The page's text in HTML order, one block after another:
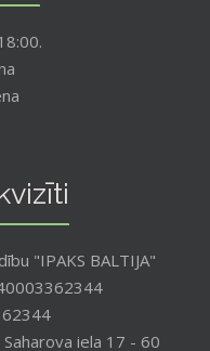
"IPAKS BALTIJA"
iela 17 - 60